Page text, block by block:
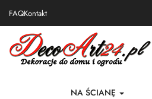
FAQKontakt
NA ŚCIANĘ